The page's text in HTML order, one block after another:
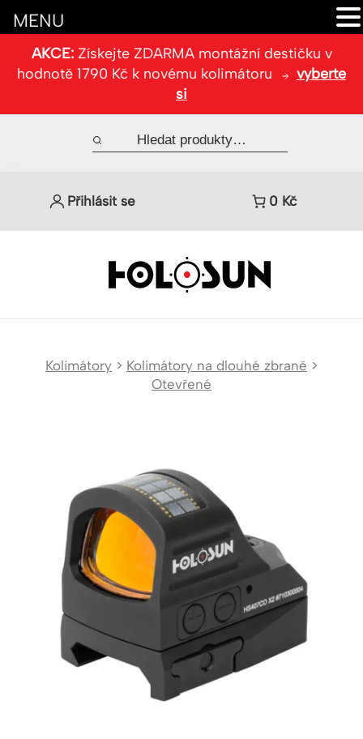
AKCE:Získejte ZDARMA montážní destičku v
hodnotě 1790 Kč k novému kolimátoru
vyberte
si
Přihlásit se 0 Kč
Kolimátory > Kolimátory na dlouhé zbraně >
Otevřené
MENU